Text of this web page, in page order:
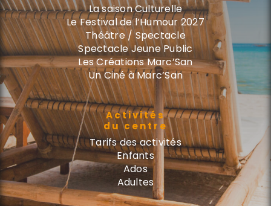
La saison Culturelle
Le Festival de l’Humour 2027
Théâtre / Spectacle
Spectacle Jeune Public
Les Créations Marc’San
Un Ciné à Marc’San
Activités
du centre
Tarifs des activités
Enfants
Ados
Adultes